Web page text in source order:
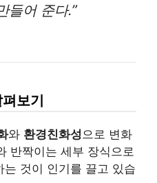
들어 준다.”
보기
와 환경친화성 으로 변화
반짝이는 세부 장식으로
것이 인기를 끌고 있습